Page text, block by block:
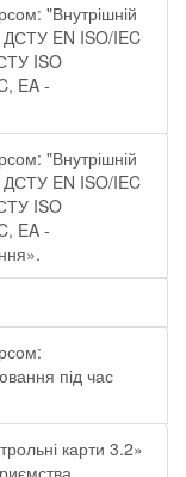
"Внутрішній
ДСТУ EN ISO/IEC
ISO
EA -
"Внутрішній
ДСТУ EN ISO/IEC
ISO
EA -
під час
карти 3.2»